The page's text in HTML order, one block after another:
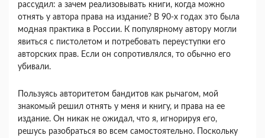
рассудил: а зачем реализовывать книги, когда можно
отнять у автора права на издание? В 90-х годах это была
модная практика в России. К популярному автору могли
явиться с пистолетом и потребовать пере­уступки его
авторских прав. Если он сопротивлял­ся, то обычно его
убивали.
Пользуясь авторитетом бандитов как рычагом, мой
знакомый решил отнять у меня и книгу, и права на ее
издание. Он никак не ожидал, что я, игнорируя его,
решусь разобраться во всем само­стоятельно. Поскольку